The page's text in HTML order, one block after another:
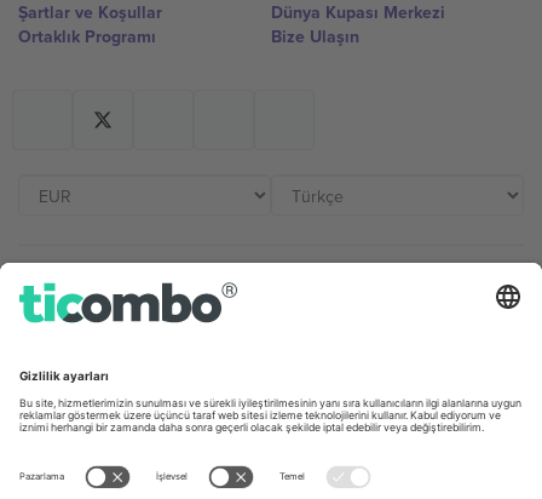
Şartlar ve Koşullar
Ortaklık Programı
Dünya Kupası Merkezi
Bize Ulaşın
Ofisler ve Destek
Unter den Linden 24, 10117
Berlin, Germany
London, EC1V 1AW, United
Kingdom
United States
Switzerland